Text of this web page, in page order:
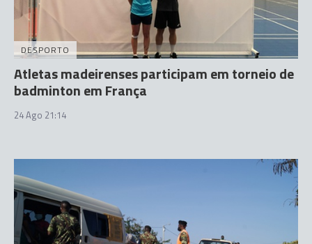
DESPORTO
Atletas madeirenses participam em torneio de
badminton em França
24 Ago 21:14